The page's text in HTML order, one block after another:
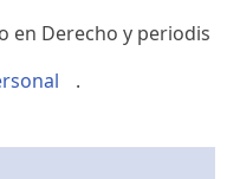
en Derecho y periodis
.